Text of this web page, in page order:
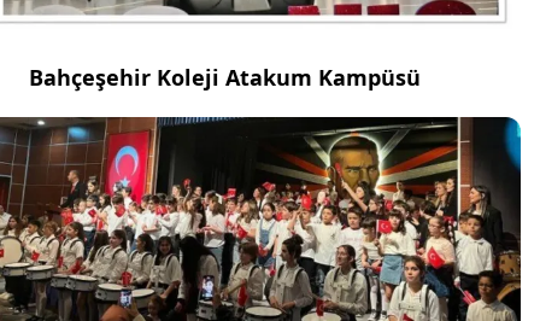
Bahçeşehir Koleji Atakum Kampüsü